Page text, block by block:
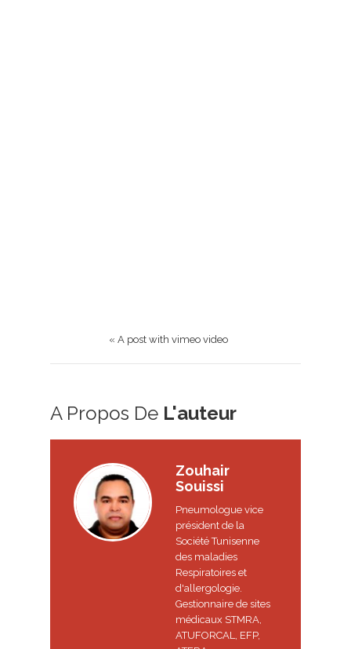
« A post with vimeo video
A Propos De L'auteur
Zouhair
Souissi
Pneumologue vice
président de la
Société Tunisenne
des maladies
Respiratoires et
d'allergologie.
Gestionnaire de sites
médicaux STMRA,
ATUFORCAL, EFP,